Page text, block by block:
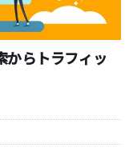
からトラフィッ